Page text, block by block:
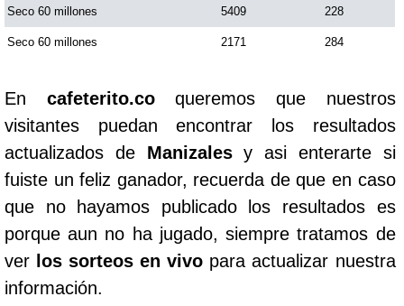
Seco 60 millones 5409 228
Seco 60 millones 2171 284
En cafeterito.coqueremos que nuestros
visitantes puedan encontrar los resultados
actualizados de Manizalesy asi enterarte si
fuiste un feliz ganador, recuerda de que en caso
que no hayamos publicado los resultados es
porque aun no ha jugado, siempre tratamos de
ver los sorteos en vivo para actualizar nuestra
información.